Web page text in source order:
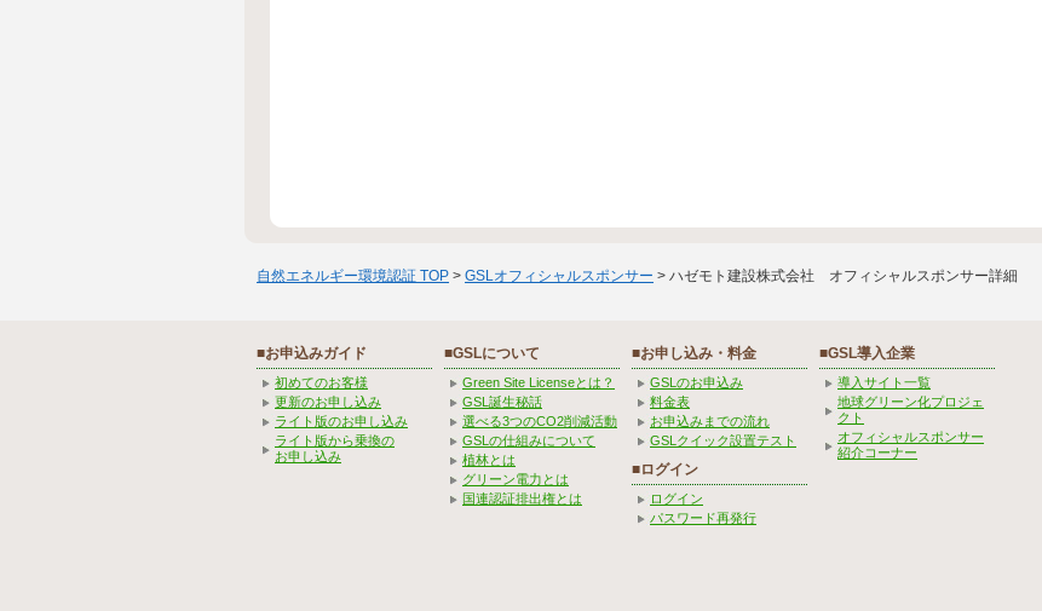
自然エネルギー環境認証 TOP > GSLオフィシャルスポンサー > ハゼモト建設株式会社 オフィシャルスポンサー詳細
■お申込みガイド
初めてのお客様
更新のお申し込み
ライト版のお申し込み
ライト版から乗換の
お申し込み
■GSLについて
Green Site Licenseとは？
GSL誕生秘話
選べる3つのCO2削減活動
GSLの仕組みについて
植林とは
グリーン電力とは
国連認証排出権とは
■お申し込み・料金
GSLのお申込み
料金表
お申込みまでの流れ
GSLクイック設置テスト
■ログイン
ログイン
パスワード再発行
■GSL導入企業
導入サイト一覧
地球グリーン化プロジェ
クト
オフィシャルスポンサー
紹介コーナー